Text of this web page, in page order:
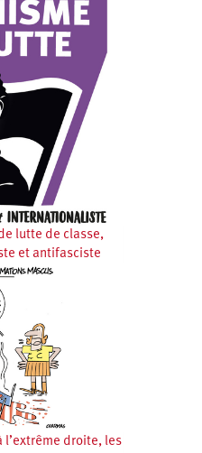
lutte de classe,
et antifasciste
l’extrême droite, les